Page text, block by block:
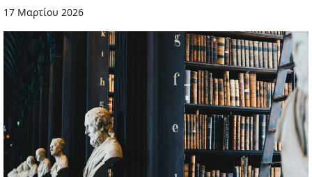
17 Μαρτίου 2026